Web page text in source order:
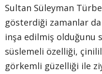
Sultan Süleyman
gösterdiği zamanlar
inşa edilmiş olduğunu
süslemeli özelliği,
görkemli güzelliği ile